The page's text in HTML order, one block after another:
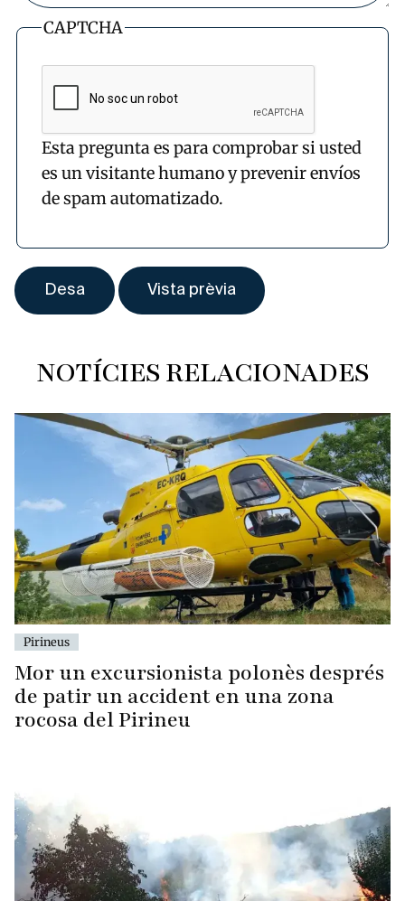
CAPTCHA
Esta pregunta es para comprobar si usted
es un visitante humano y prevenir envíos
de spam automatizado.
NOTÍCIES RELACIONADES
Pirineus
Mor un excursionista polonès després
de patir un accident en una zona
rocosa del Pirineu